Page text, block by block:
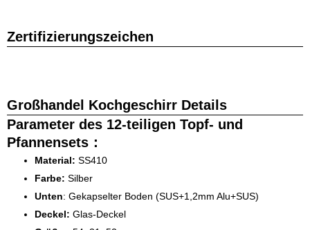
Zertifizierungszeichen
Großhandel Kochgeschirr Details
Parameter des 12-teiligen Topf- und
Pfannensets：
Material: SS410
Farbe: Silber
Unten: Gekapselter Boden (SUS+1,2mm Alu+SUS)
Deckel: Glas-Deckel